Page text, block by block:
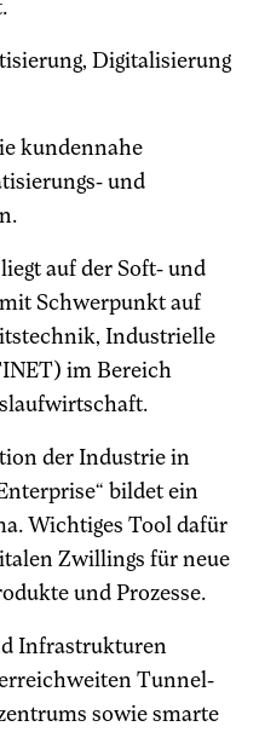
Digitalisierung
kundennahe
und
auf der Soft- und
Schwerpunkt auf
Industrielle
im Bereich
der Industrie in
bildet ein
Wichtiges Tool dafür
Zwillings für neue
und Prozesse.
Infrastrukturen
Tunnel-
sowie smarte